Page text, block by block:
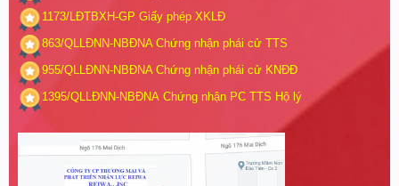
1173/LĐTBXH-GP Giấy phép XKLĐ
863/QLLĐNN-NBĐNA Chứng nhận phái cử TTS
955/QLLĐNN-NBĐNA Chứng nhận phái cử KNĐĐ
1395/QLLĐNN-NBĐNA Chứng nhận PC TTS Hộ lý